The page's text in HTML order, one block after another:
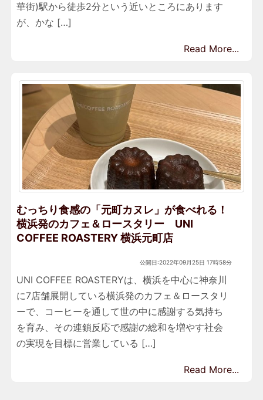
華街)駅から徒歩2分という近いところにあります
が、かな […]
Read More...
むっちり食感の「元町カヌレ」が食べれる！
横浜発のカフェ＆ロースタリー UNI
COFFEE ROASTERY 横浜元町店
公開日:2022年09月25日 17時58分
UNI COFFEE ROASTERYは、横浜を中心に神奈川
に7店舗展開している横浜発のカフェ＆ロースタリ
ーで、コーヒーを通して世の中に感謝する気持ち
を育み、その連鎖反応で感謝の総和を増やす社会
の実現を目標に営業している […]
Read More...